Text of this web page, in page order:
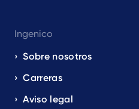
Ingenico
Sobre nosotros
Carreras
Aviso legal